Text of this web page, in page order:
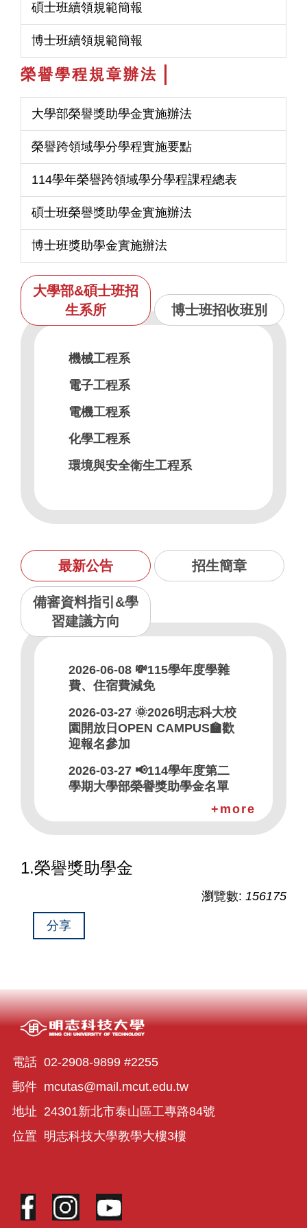
碩士班續領規範簡報
博士班續領規範簡報
榮譽學程規章辦法
大學部榮譽獎助學金實施辦法
榮譽跨領域學分學程實施要點
114學年榮譽跨領域學分學程課程總表
碩士班榮譽獎助學金實施辦法
博士班獎助學金實施辦法
大學部&碩士班招
生系所
博士班招收班別
機械工程系
電子工程系
電機工程系
化學工程系
環境與安全衛生工程系
工業設計系
視覺傳達設計系
半導體學位學程
工業人工智慧學位學程
環資跨領域實務菁英班
最新公告 招生簡章
備審資料指引&學
習建議方向
2026-06-08 💸115學年度學雜
費、住宿費減免
2026-03-27 🌞2026明志科大校
園開放日OPEN CAMPUS🏫歡
迎報名參加
2026-03-27 📢114學年度第二
學期大學部榮譽獎助學金名單
📢114學年度第二
2025-11-07
學期大學部榮譽獎助學金名單
2025-10-08
2025-10-08📢114學年度第一
學期大學部榮譽獎助學金名單
((大二+大三+大四)
學期大學部、碩士班榮譽獎助
more
1.榮譽獎助學金
瀏覽數: 156175
分享
電話 02-2908-9899 #2255
郵件 mcutas@mail.mcut.edu.tw
地址 24301新北市泰山區工專路84號
位置 明志科技大學教學大樓3樓